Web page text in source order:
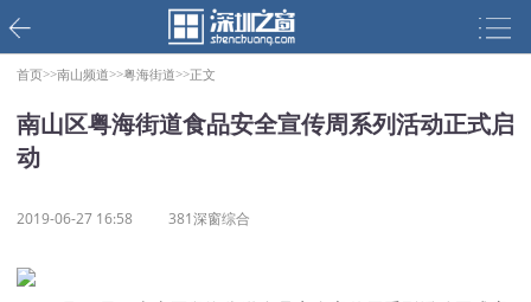
首页>>南山频道>>粤海街道>>正文
南山区粤海街道食品安全宣传周系列活动正式启
动
2019-06-27 16:58 381深窗综合